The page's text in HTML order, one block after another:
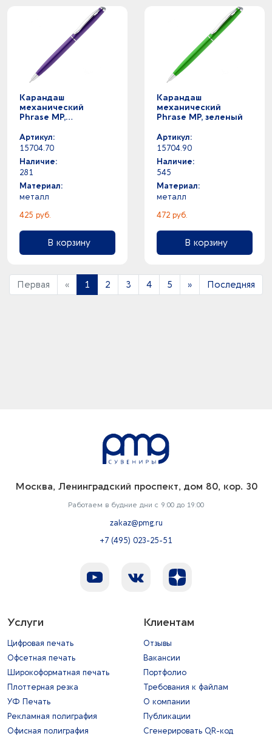
Карандаш
механический
Phrase MP,
Артикул:
15704.70
Наличие:
281
Материал:
металл
425 руб.
В корзину
Карандаш
механический
Phrase MP, зеленый
Артикул:
15704.90
Наличие:
545
Материал:
металл
472 руб.
В корзину
Первая « 1 2 3 4 5 » Последняя
Москва, Ленинградский проспект, дом 80, кор. 30
Работаем в будние дни с 9:00 до 19:00
zakaz@pmg.ru
+7 (495) 023-25-51
Услуги
Цифровая печать
Офсетная печать
Широкоформатная печать
Плоттерная резка
УФ Печать
Рекламная полиграфия
Офисная полиграфия
Клиентам
Отзывы
Вакансии
Портфолио
Требования к файлам
О компании
Публикации
Сгенерировать QR-код